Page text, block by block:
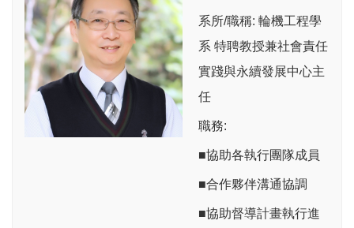
系所/職稱: 輪機工程學
系 特聘教授兼社會責任
實踐與永續發展中心主
任
職務:
■協助各執行團隊成員
■合作夥伴溝通協調
■協助督導計畫執行進